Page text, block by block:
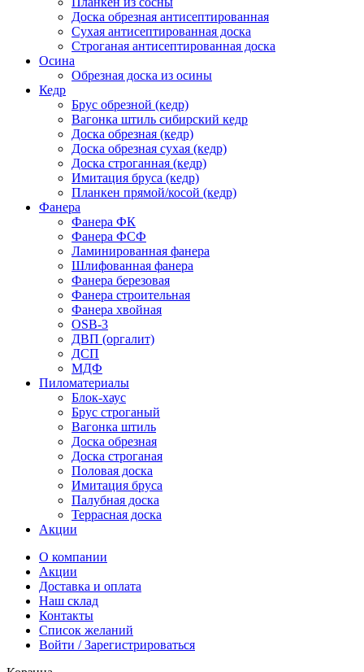
Доска обрезная антисептированная
Сухая антисептированная доска
Строганая антисептированная доска
Осина
Обрезная доска из осины
Кедр
Брус обрезной (кедр)
Вагонка штиль сибирский кедр
Доска обрезная (кедр)
Доска обрезная сухая (кедр)
Доска строганная (кедр)
Имитация бруса (кедр)
Планкен прямой/косой (кедр)
Фанера
Фанера ФК
Фанера ФСФ
Ламинированная фанера
Шлифованная фанера
Фанера березовая
Фанера строительная
Фанера хвойная
OSB-3
ДВП (оргалит)
ДСП
МДФ
Пиломатериалы
Блок-хаус
Брус строганый
Вагонка штиль
Доска обрезная
Доска строганая
Половая доска
Имитация бруса
Палубная доска
Террасная доска
Акции
О компании
Акции
Доставка и оплата
Наш склад
Контакты
Список желаний
Войти / Зарегистрироваться